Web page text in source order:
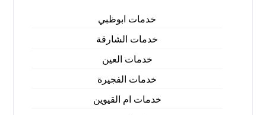
خدمات ابوظبي
خدمات الشارقة
خدمات العين
خدمات الفجيرة
خدمات ام القيوين